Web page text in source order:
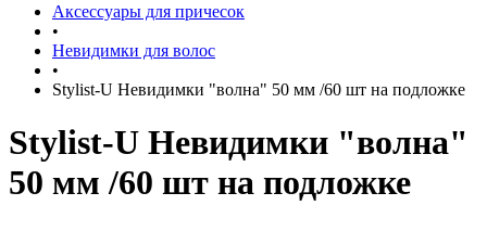
Аксессуары для причесок
•
Невидимки для волос
•
Stylist-U Невидимки "волна" 50 мм /60 шт на подложке
Stylist-U Невидимки "волна"
50 мм /60 шт на подложке